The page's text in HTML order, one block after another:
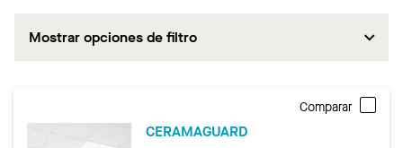
Mostrar opciones de filtro
Comparar
CERAMAGUARD